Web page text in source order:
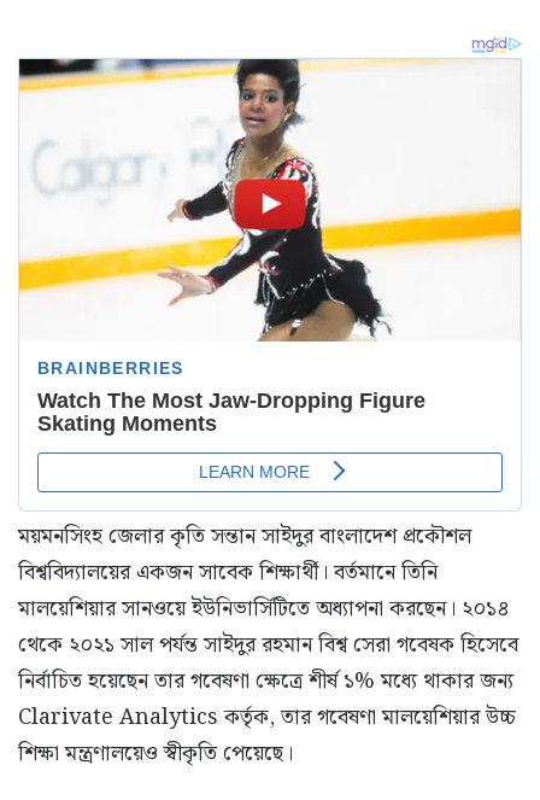
ময়মনসিংহ জেলার কৃতি সন্তান সাইদুর বাংলাদেশ প্রকৌশল
বিশ্ববিদ্যালয়ের একজন সাবেক শিক্ষার্থী। বর্তমানে তিনি
মালয়েশিয়ার সানওয়ে ইউনিভার্সিটিতে অধ্যাপনা করছেন। ২০১৪
থেকে ২০২১ সাল পর্যন্ত সাইদুর রহমান বিশ্ব সেরা গবেষক হিসেবে
নির্বাচিত হয়েছেন তার গবেষণা ক্ষেত্রে শীর্ষ ১% মধ্যে থাকার জন্য
Clarivate Analytics কর্তৃক, তার গবেষণা মালয়েশিয়ার উচ্চ
শিক্ষা মন্ত্রণালয়েও স্বীকৃতি পেয়েছে।